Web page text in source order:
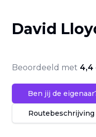
David
Beoordeeld met 4,4
Ben jij de
Routebeschrijving